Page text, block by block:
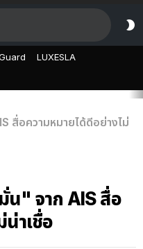
LUXESLA
สื่อความหมายได้ดีอย่างไม่
น" จาก AIS สื่อ
าเชื่อ